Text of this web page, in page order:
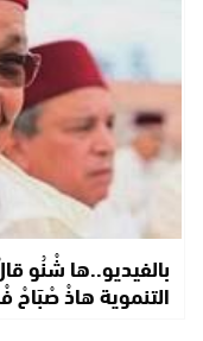
بالفيديو..ها شْنُو
التنموية هاذْ صْبَاحْ